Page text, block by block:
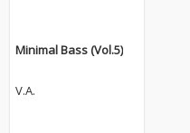
Minimal Bass (Vol.5)
V.A.